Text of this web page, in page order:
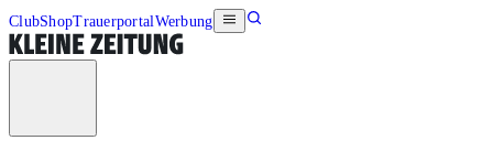
ClubShopTrauerportalWerbung